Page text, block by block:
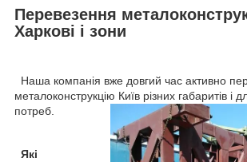
Перевезення
Харкові і зони
Наша компанія вже довгий час активно
металоконструкцію Київ різних габаритів і
потреб.
Які